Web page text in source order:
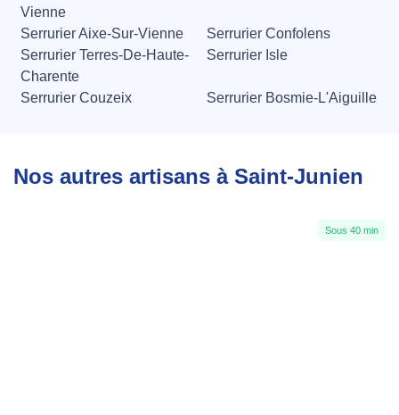
Vienne
Serrurier Aixe-Sur-Vienne
Serrurier Confolens
Serrurier Terres-De-Haute-
Charente
Serrurier Isle
Serrurier Couzeix Serrurier Bosmie-L'Aiguille
Nos autres artisans à Saint-Junien
Sous 40 min